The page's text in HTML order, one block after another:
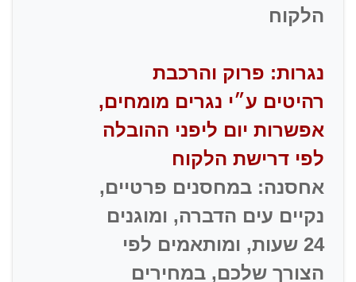
הלקוח
נגרות: פרוק והרכבת
רהיטים ע״י נגרים מומחים,
אפשרות יום ליפני ההובלה
לפי דרישת הלקוח
אחסנה: במחסנים פרטיים,
נקיים עים הדברה, ומוגנים
24 שעות, ומותאמים לפי
הצורך שלכם, במחירים